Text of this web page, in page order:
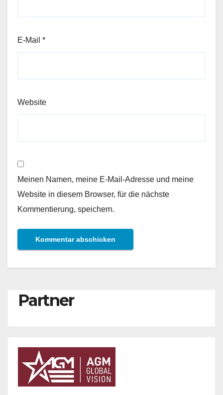
E-Mail *
Website
Meinen Namen, meine E-Mail-Adresse und meine
Website in diesem Browser, für die nächste
Kommentierung, speichern.
Partner